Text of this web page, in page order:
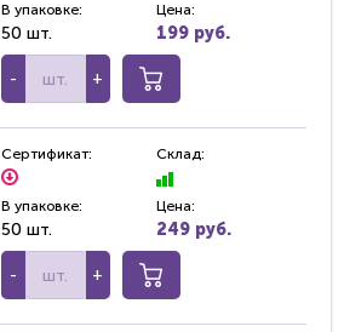
В упаковке:
50 шт.
Цена:
199 руб.
- +
Сертификат: Склад:
В упаковке:
50 шт.
Цена:
249 руб.
- +